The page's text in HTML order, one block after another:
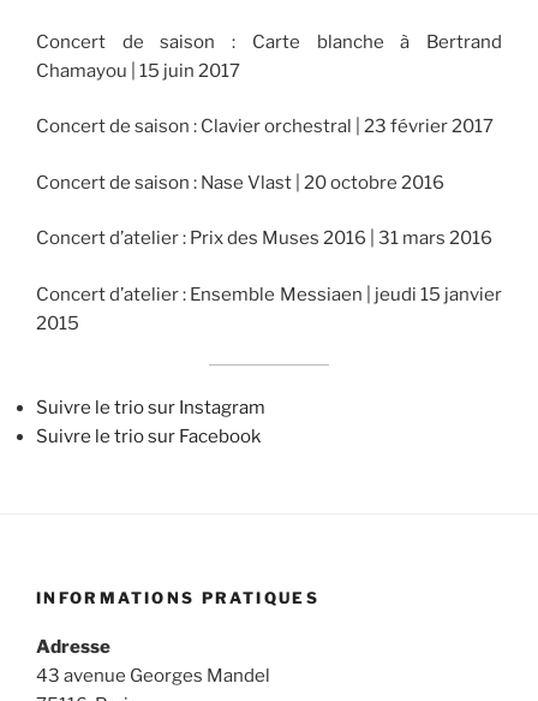
Concert de saison : Carte blanche à Bertrand
Chamayou | 15 juin 2017
Concert de saison : Clavier orchestral | 23 février 2017
Concert de saison : Nase Vlast | 20 octobre 2016
Concert d’atelier : Prix des Muses 2016 | 31 mars 2016
Concert d’atelier : Ensemble Messiaen | jeudi 15 janvier
2015
Suivre le trio sur Instagram
Suivre le trio sur Facebook
INFORMATIONS PRATIQUES
Adresse
43 avenue Georges Mandel